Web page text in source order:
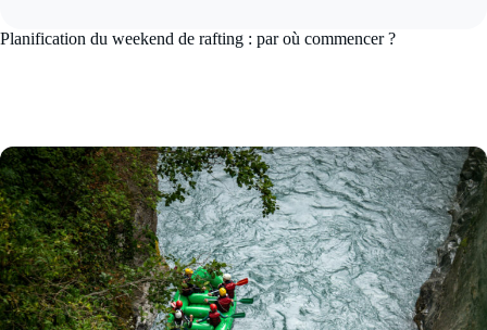
Planification du weekend de rafting : par où commencer ?